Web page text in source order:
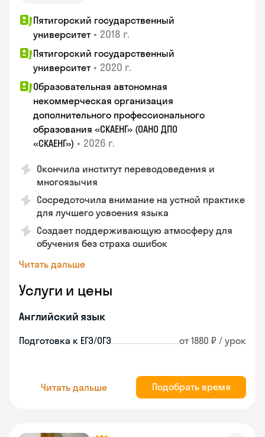
Пятигорский государственный
университет • 2018 г.
Пятигорский государственный
университет • 2020 г.
Образовательная автономная
некоммерческая организация
дополнительного профессионального
образования «СКАЕНГ» (ОАНО ДПО
«СКАЕНГ») • 2026 г.
Окончила институт переводоведения и
многоязычия
Сосредоточила внимание на устной практике
для лучшего усвоения языка
Создает поддерживающую атмосферу для
обучения без страха ошибок
Читать дальше
Услуги и цены
Английский язык
Подготовка к ЕГЭ/ОГЭ от 1880 ₽ / урок
Читать дальше Подобрать время